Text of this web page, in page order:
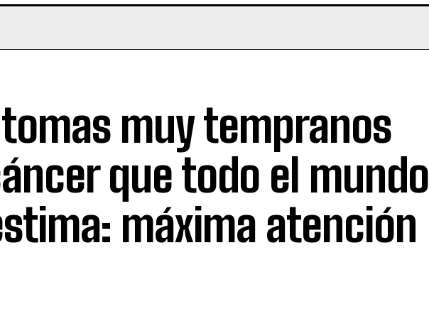
muy tempranos
que todo el mundo
máxima atención